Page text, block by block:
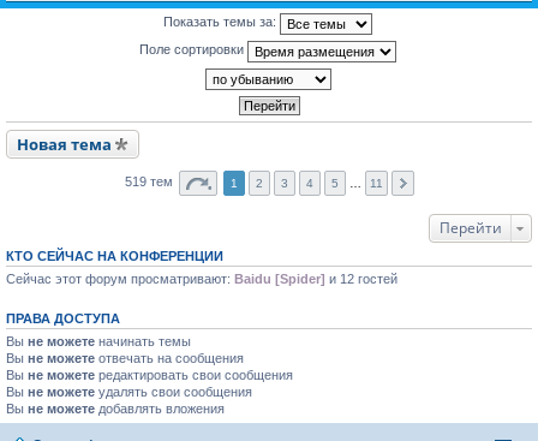
Показать темы за:
Поле сортировки
Новая тема
519 тем 1 2 3 4 5 11
Перейти
КТО СЕЙЧАС НА КОНФЕРЕНЦИИ
Сейчас этот форум просматривают: Baidu [Spider] и 12 гостей
ПРАВА ДОСТУПА
Вы не можете начинать темы
Вы не можете отвечать на сообщения
Вы не можете редактировать свои сообщения
Вы не можете удалять свои сообщения
Вы не можете добавлять вложения